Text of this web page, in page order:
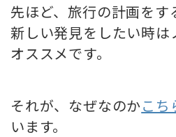
先ほど、旅行の計画をす
新しい発見をしたい時は
オススメです。
それが、なぜなのかこち
います。